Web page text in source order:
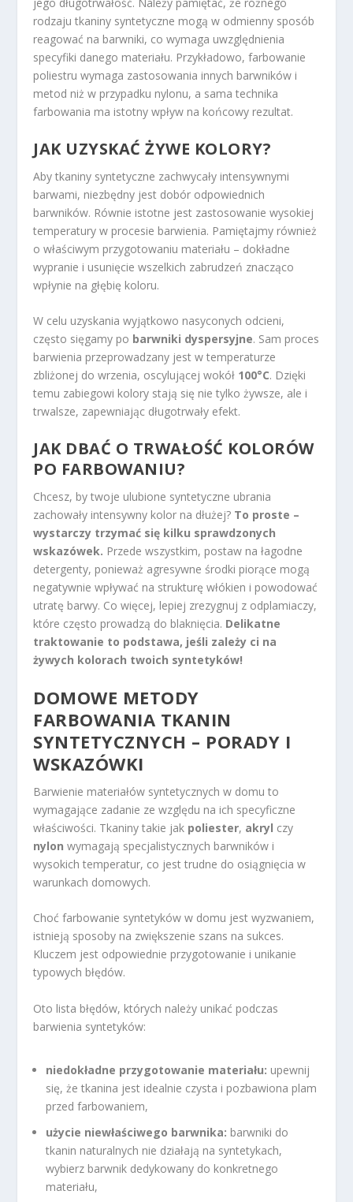
jego długotrwałość. Należy pamiętać, że różnego
rodzaju tkaniny syntetyczne mogą w odmienny sposób
reagować na barwniki, co wymaga uwzględnienia
specyfiki danego materiału. Przykładowo, farbowanie
poliestru wymaga zastosowania innych barwników i
metod niż w przypadku nylonu, a sama technika
farbowania ma istotny wpływ na końcowy rezultat.
JAK UZYSKAĆ ŻYWE KOLORY?
Aby tkaniny syntetyczne zachwycały intensywnymi
barwami, niezbędny jest dobór odpowiednich
barwników. Równie istotne jest zastosowanie wysokiej
temperatury w procesie barwienia. Pamiętajmy również
o właściwym przygotowaniu materiału – dokładne
wypranie i usunięcie wszelkich zabrudzeń znacząco
wpłynie na głębię koloru.
W celu uzyskania wyjątkowo nasyconych odcieni,
często sięgamy po barwniki dyspersyjne. Sam proces
barwienia przeprowadzany jest w temperaturze
zbliżonej do wrzenia, oscylującej wokół 100°C. Dzięki
temu zabiegowi kolory stają się nie tylko żywsze, ale i
trwalsze, zapewniając długotrwały efekt.
JAK DBAĆ O TRWAŁOŚĆ KOLORÓW
PO FARBOWANIU?
Chcesz, by twoje ulubione syntetyczne ubrania
zachowały intensywny kolor na dłużej? To proste –
wystarczy trzymać się kilku sprawdzonych
wskazówek. Przede wszystkim, postaw na łagodne
detergenty, ponieważ agresywne środki piorące mogą
negatywnie wpływać na strukturę włókien i powodować
utratę barwy. Co więcej, lepiej zrezygnuj z odplamiaczy,
które często prowadzą do blaknięcia. Delikatne
traktowanie to podstawa, jeśli zależy ci na
żywych kolorach twoich syntetyków!
DOMOWE METODY
FARBOWANIA TKANIN
SYNTETYCZNYCH – PORADY I
WSKAZÓWKI
Barwienie materiałów syntetycznych w domu to
wymagające zadanie ze względu na ich specyficzne
właściwości. Tkaniny takie jak poliester, akryl czy
nylon wymagają specjalistycznych barwników i
wysokich temperatur, co jest trudne do osiągnięcia w
warunkach domowych.
Choć farbowanie syntetyków w domu jest wyzwaniem,
istnieją sposoby na zwiększenie szans na sukces.
Kluczem jest odpowiednie przygotowanie i unikanie
typowych błędów.
Oto lista błędów, których należy unikać podczas
barwienia syntetyków:
niedokładne przygotowanie materiału: upewnij
się, że tkanina jest idealnie czysta i pozbawiona plam
przed farbowaniem,
użycie niewłaściwego barwnika: barwniki do
tkanin naturalnych nie działają na syntetykach,
wybierz barwnik dedykowany do konkretnego
materiału,